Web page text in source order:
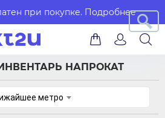
при покупке. Подробнее
НАПРОКАТ
метро